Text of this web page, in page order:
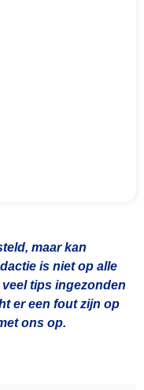
maar kan
is niet op alle
tips ingezonden
er een fout zijn op
ons op.